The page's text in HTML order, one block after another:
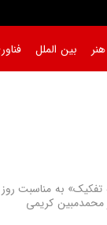
بین الملل
تفکیک» به مناسبت
محمدمبین کریمی